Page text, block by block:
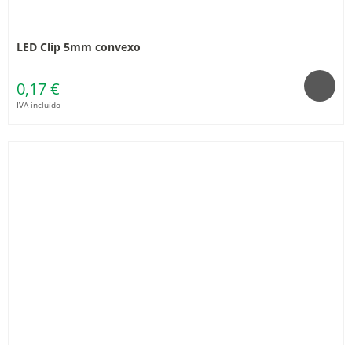
LED Clip 5mm convexo
0,17 €
IVA incluído